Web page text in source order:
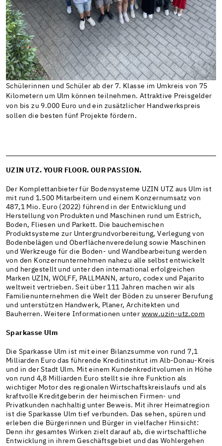
Schülerinnen und Schüler ab der 7. Klasse im Umkreis von 75
Kilometern um Ulm können teilnehmen. Attraktive Preisgelder
von bis zu 9.000 Euro und ein zusätzlicher Handwerkspreis
sollen die besten fünf Projekte fördern.
UZIN UTZ. YOUR FLOOR. OUR PASSION.
Der Komplettanbieter für Bodensysteme UZIN UTZ aus Ulm ist
mit rund 1.500 Mitarbeitern und einem Konzernumsatz von
487,1 Mio. Euro (2022) führend in der Entwicklung und
Herstellung von Produkten und Maschinen rund um Estrich,
Boden, Fliesen und Parkett. Die bauchemischen
Produktsysteme zur Untergrundvorbereitung, Verlegung von
Bodenbelägen und Oberflächenveredelung sowie Maschinen
und Werkzeuge für die Boden- und Wandbearbeitung werden
von den Konzernunternehmen nahezu alle selbst entwickelt
und hergestellt und unter den international erfolgreichen
Marken UZIN, WOLFF, PALLMANN, arturo, codex und Pajarito
weltweit vertrieben. Seit über 111 Jahren machen wir als
Familienunternehmen die Welt der Böden zu unserer Berufung
und unterstützen Handwerk, Planer, Architekten und
Bauherren. Weitere Informationen unter www.uzin-utz.com
Sparkasse Ulm
Die Sparkasse Ulm ist mit einer Bilanzsumme von rund 7,1
Milliarden Euro das führende Kreditinstitut im Alb-Donau-Kreis
und in der Stadt Ulm. Mit einem Kundenkreditvolumen in Höhe
von rund 4,8 Milliarden Euro stellt sie ihre Funktion als
wichtiger Motor des regionalen Wirtschaftskreislaufs und als
kraftvolle Kreditgeberin der heimischen Firmen- und
Privatkunden nachhaltig unter Beweis. Mit ihrer Heimatregion
ist die Sparkasse Ulm tief verbunden. Das sehen, spüren und
erleben die Bürgerinnen und Bürger in vielfacher Hinsicht:
Denn ihr gesamtes Wirken zielt darauf ab, die wirtschaftliche
Entwicklung in ihrem Geschäftsgebiet und das Wohlergehen